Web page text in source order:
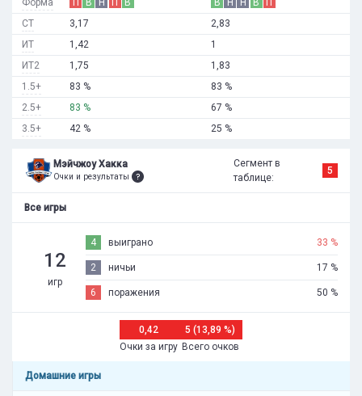
СТ
ИТ
ИТ2
1.5+
2.5+
3.5+
В Н
В
3,17
1,42
1,75
83 %
83 %
42 %
В Н Н В
2,83
1
1,83
83 %
67 %
25 %
Мэйчжоу Хакка
Очки и результаты
Сегмент в
таблице:
5
Все игры
12
игр
4 выиграно 33 %
2 ничьи 17 %
6 поражения 50 %
0,42
Очки за игру
5 (13,89 %)
Всего очков
Домашние игры